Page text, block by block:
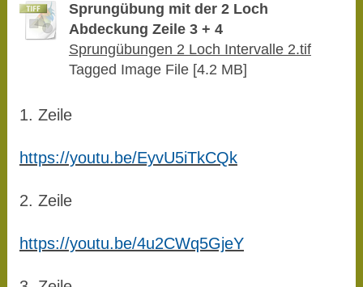
Sprungübung mit der 2 Loch
Abdeckung Zeile 3 + 4
Sprungübungen 2 Loch Intervalle 2.tif
Tagged Image File [4.2 MB]
1. Zeile
https://youtu.be/EyvU5iTkCQk
2. Zeile
https://youtu.be/4u2CWq5GjeY